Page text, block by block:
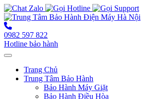
0982 597 822
Hotline bảo hành
Toggle navigation
Trang Chủ
Trung Tâm Bảo Hành
Bảo Hành Máy Giặt
Bảo Hành Điều Hòa